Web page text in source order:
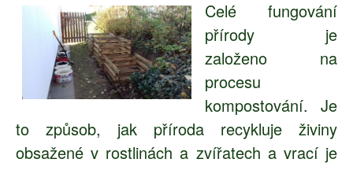
Celé fungování
přírody je
založeno na
procesu
kompostování. Je
to způsob, jak příroda recykluje živiny
obsažené v rostlinách a zvířatech a vrací je